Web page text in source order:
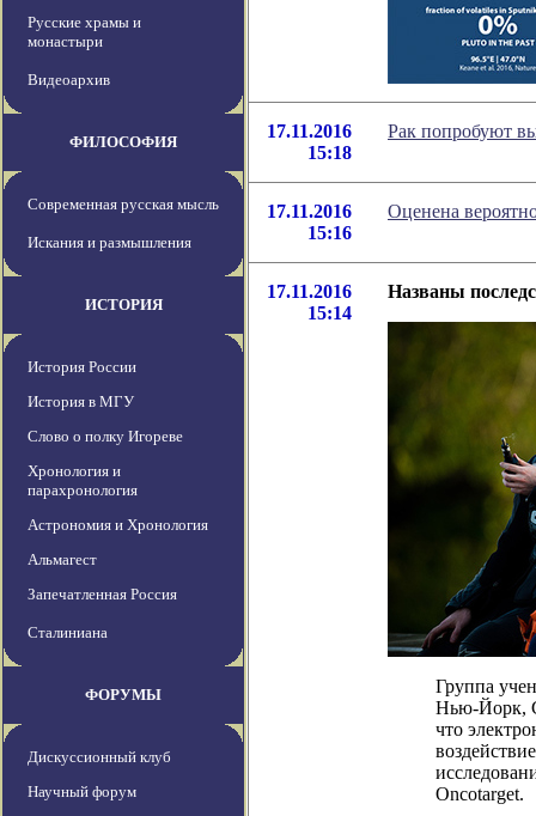
Русские храмы и
монастыри
Видеоархив
ФИЛОСОФИЯ
Современная русская мысль
Искания и размышления
ИСТОРИЯ
История России
История в МГУ
Слово о полку Игореве
Хронология и
парахронология
Астрономия и Хронология
Альмагест
Запечатленная Россия
Сталиниана
ФОРУМЫ
Дискуссионный клуб
Научный форум
17.11.2016
15:18
Рак попробуют
17.11.2016
15:16
Оценена
17.11.2016
15:14
Названы
Группа
Нью-Йорк,
что
Oncotarget.